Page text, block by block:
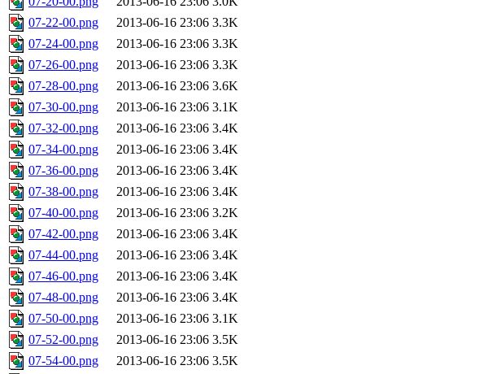
07-22-00.png
2013-06-16 23:06 3.3K
07-24-00.png
2013-06-16 23:06 3.3K
07-26-00.png
2013-06-16 23:06 3.3K
07-28-00.png
2013-06-16 23:06 3.6K
07-30-00.png
2013-06-16 23:06 3.1K
07-32-00.png
2013-06-16 23:06 3.4K
07-34-00.png
2013-06-16 23:06 3.4K
07-36-00.png
2013-06-16 23:06 3.4K
07-38-00.png
2013-06-16 23:06 3.4K
07-40-00.png
2013-06-16 23:06 3.2K
07-42-00.png
2013-06-16 23:06 3.4K
07-44-00.png
2013-06-16 23:06 3.4K
07-46-00.png
2013-06-16 23:06 3.4K
07-48-00.png
2013-06-16 23:06 3.4K
07-50-00.png
2013-06-16 23:06 3.1K
07-52-00.png
2013-06-16 23:06 3.5K
07-54-00.png
2013-06-16 23:06 3.5K